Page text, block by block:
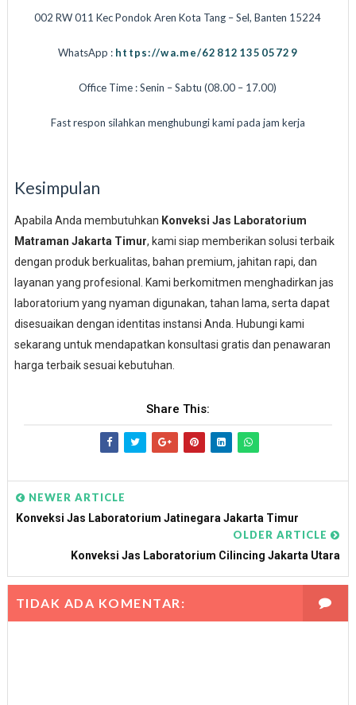
002 RW 011 Kec Pondok Aren Kota Tang – Sel, Banten 15224
WhatsApp : https://wa.me/6281213505729
Office Time : Senin – Sabtu (08.00 – 17.00)
Fast respon silahkan menghubungi kami pada jam kerja
Kesimpulan
Apabila Anda membutuhkan Konveksi Jas Laboratorium
Matraman Jakarta Timur, kami siap memberikan solusi terbaik
dengan produk berkualitas, bahan premium, jahitan rapi, dan
layanan yang profesional. Kami berkomitmen menghadirkan jas
laboratorium yang nyaman digunakan, tahan lama, serta dapat
disesuaikan dengan identitas instansi Anda. Hubungi kami
sekarang untuk mendapatkan konsultasi gratis dan penawaran
harga terbaik sesuai kebutuhan.
Share This:
NEWER ARTICLE
Konveksi Jas Laboratorium Jatinegara Jakarta Timur
OLDER ARTICLE
Konveksi Jas Laboratorium Cilincing Jakarta Utara
TIDAK ADA KOMENTAR: